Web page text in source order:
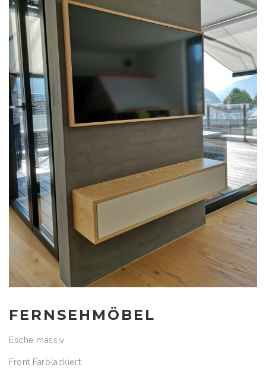
FERNSEHMÖBEL
Esche massiv
Front Farblackiert